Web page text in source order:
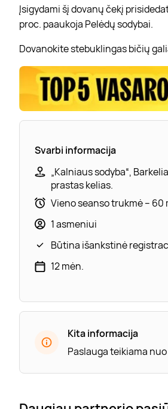
Įsigydami šį dovanų čekį
proc. paaukoja Pelėdų sodybai.
Dovanokite stebuklingas bičių
Svarbi informacija
„Kalniaus sodyba“,
prastas kelias.
Vieno seanso trukmė – 60
1 asmeniui
Būtina išankstinė
12 mėn.
Kita informacija
Paslauga teikiama